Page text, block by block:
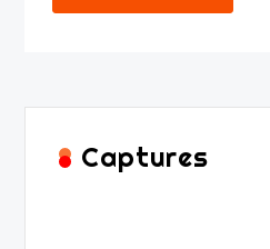
Captures